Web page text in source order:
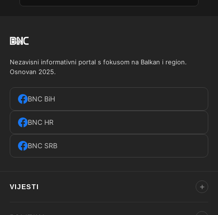
Nezavisni informativni portal s fokusom na Balkan i region.
Osnovan 2025.
BNC BiH
BNC HR
BNC SRB
VIJESTI